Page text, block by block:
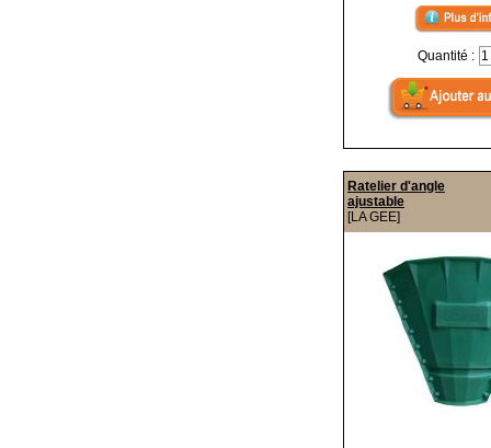
Quantité :
Ratelier d'angle
ajustable
[LA GEE]